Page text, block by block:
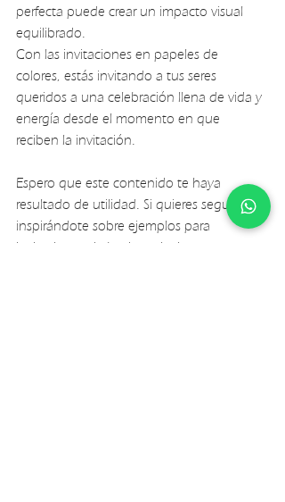
perfecta puede crear un impacto visual
equilibrado.
Con las invitaciones en papeles de
colores, estás invitando a tus seres
queridos a una celebración llena de vida y
energía desde el momento en que
reciben la invitación.
Espero que este contenido te haya
resultado de utilidad. Si quieres seguir
inspirándote sobre ejemplos para
invitaciones de boda, te invito a que